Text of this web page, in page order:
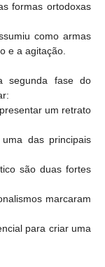
formas ortodoxas
como armas
e a agitação.
segunda fase do
um retrato
das principais
são duas fortes
marcaram
para criar uma